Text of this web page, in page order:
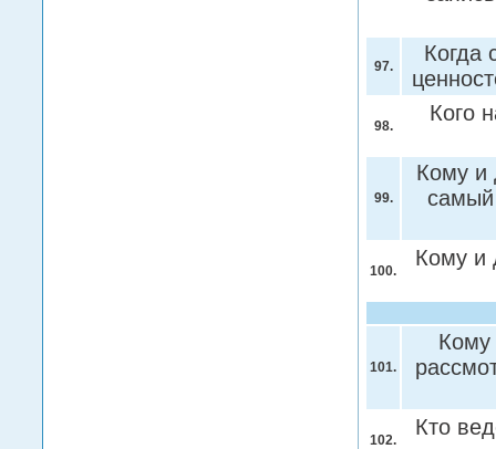
97.
Когда
98.
Кого
99.
Кому и
100.
Кому и
101.
Кому
102.
Кто